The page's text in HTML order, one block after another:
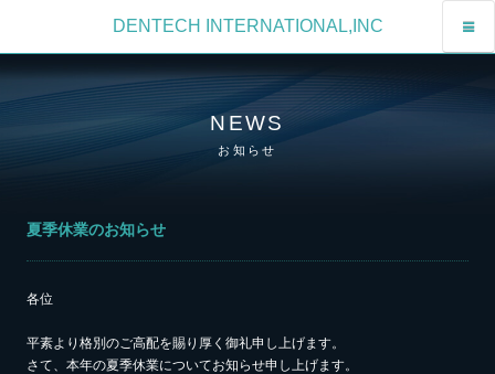
DENTECH INTERNATIONAL,INC
NEWS
お知らせ
夏季休業のお知らせ
各位
平素より格別のご高配を賜り厚く御礼申し上げます。
さて、本年の夏季休業についてお知らせ申し上げます。